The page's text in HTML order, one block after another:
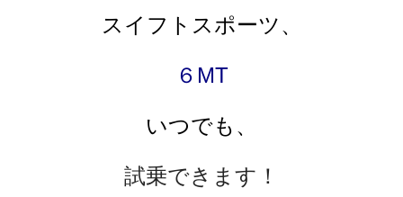
スイフトスポーツ、
６MT
いつでも、
試乗できます！